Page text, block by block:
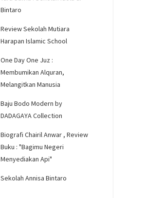
Bintaro
Review Sekolah Mutiara
Harapan Islamic School
One Day One Juz :
Membumikan Alquran,
Melangitkan Manusia
Baju Bodo Modern by
DADAGAYA Collection
Biografi Chairil Anwar , Review
Buku : "Bagimu Negeri
Menyediakan Api"
Sekolah Annisa Bintaro